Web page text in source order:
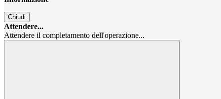
Chiudi
Attendere...
Attendere il completamento dell'operazione...